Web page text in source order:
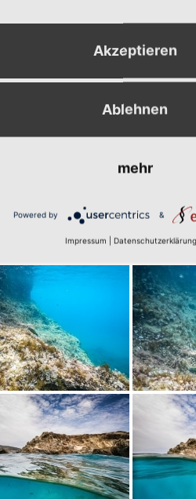
könnte… Ich habe ihr dann
mit Schnorchel in
schnorchelte, habe ich sie mit
der letzte Urlaubstag war, aber
Falls Silvia nochmal hierhin
Akzeptieren
Ablehnen
mehr
Powered by &
Impressum Datenschutzerklärung